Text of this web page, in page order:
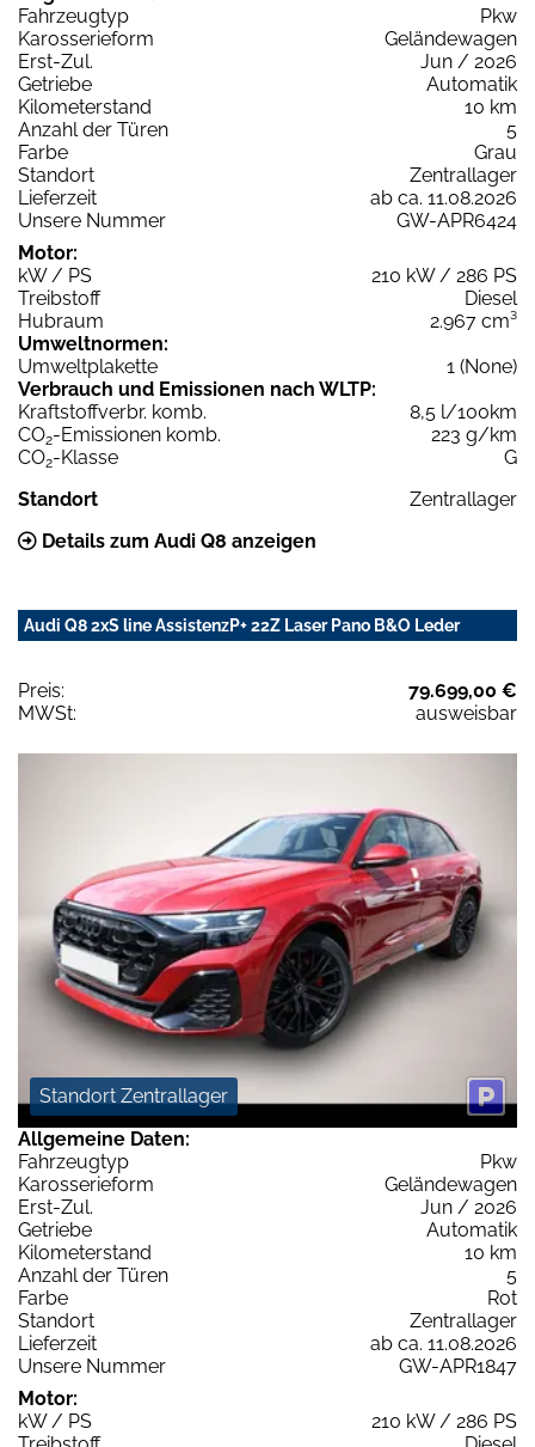
Fahrzeugtyp
Pkw
Karosserieform
Geländewagen
Erst-Zul.
Jun / 2026
Getriebe
Automatik
Kilometerstand
10 km
Anzahl der Türen
5
Farbe
Grau
Standort
Zentrallager
Lieferzeit
ab ca. 11.08.2026
Unsere Nummer
GW-APR6424
Motor:
kW / PS
210 kW / 286 PS
Treibstoff
Diesel
Hubraum
2.967 cm³
Umweltnormen:
Umweltplakette
1 (None)
Verbrauch und Emissionen nach WLTP:
Kraftstoffverbr. komb.
8,5 l/100km
CO2-Emissionen komb.
223 g/km
CO2-Klasse
G
Standort
Zentrallager
Details zum Audi Q8 anzeigen
Audi Q8 2xS line AssistenzP+ 22Z Laser Pano B&O Leder
Preis:
79.699,00 €
MWSt:
ausweisbar
Standort Zentrallager
Allgemeine Daten:
Fahrzeugtyp
Pkw
Karosserieform
Geländewagen
Erst-Zul.
Jun / 2026
Getriebe
Automatik
Kilometerstand
10 km
Anzahl der Türen
5
Farbe
Rot
Standort
Zentrallager
Lieferzeit
ab ca. 11.08.2026
Unsere Nummer
GW-APR1847
Motor:
kW / PS
210 kW / 286 PS